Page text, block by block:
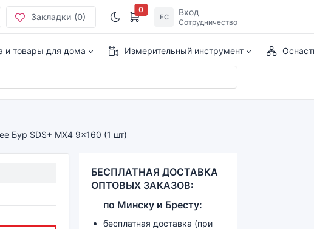
Закладки (0)
0
ЕС Вход
Сотрудничество
и товары для дома Измерительный инструмент
Бур SDS+ MX4 9x160 (1 шт)
БЕСПЛАТНАЯ ДОСТАВКА
ОПТОВЫХ ЗАКАЗОВ:
по Минску и Бресту:
бесплатная доставка (при